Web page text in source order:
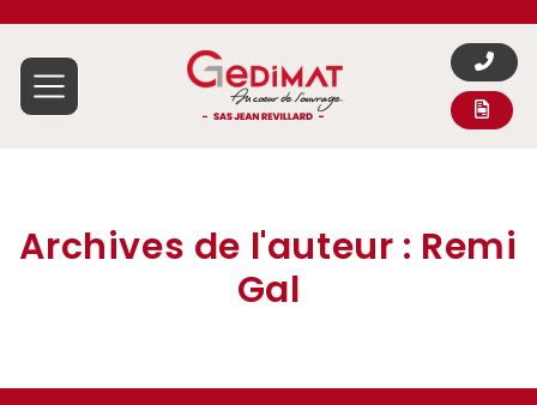
Archives de l'auteur : Remi
Gal